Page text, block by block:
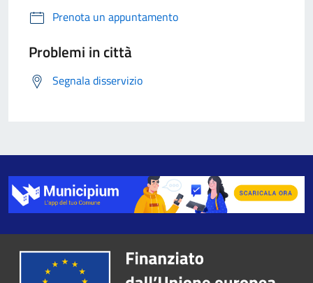
Prenota un appuntamento
Problemi in città
Segnala disservizio